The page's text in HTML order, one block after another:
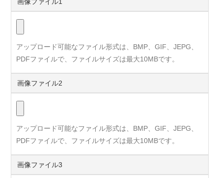
アップロード可能なファイル形式は、BMP、GIF、JEPG、
PDFファイルで、ファイルサイズは最大10MBです。
画像ファイル2
アップロード可能なファイル形式は、BMP、GIF、JEPG、
PDFファイルで、ファイルサイズは最大10MBです。
画像ファイル3